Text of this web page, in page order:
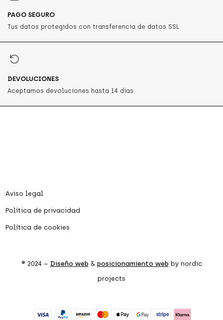
PAGO SEGURO
Tus datos protegidos con transferencia de datos SSL
DEVOLUCIONES
Aceptamos devoluciones hasta 14 días.
Aviso legal
Política de privacidad
Política de cookies
® 2024 – Diseño web & posicionamiento web by nordic
projects